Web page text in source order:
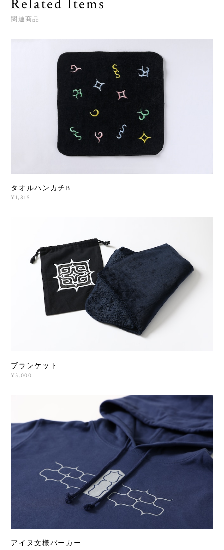
Related Items
関連商品
タオルハンカチB
¥1,815
ブランケット
¥3,000
アイヌ文様パーカー